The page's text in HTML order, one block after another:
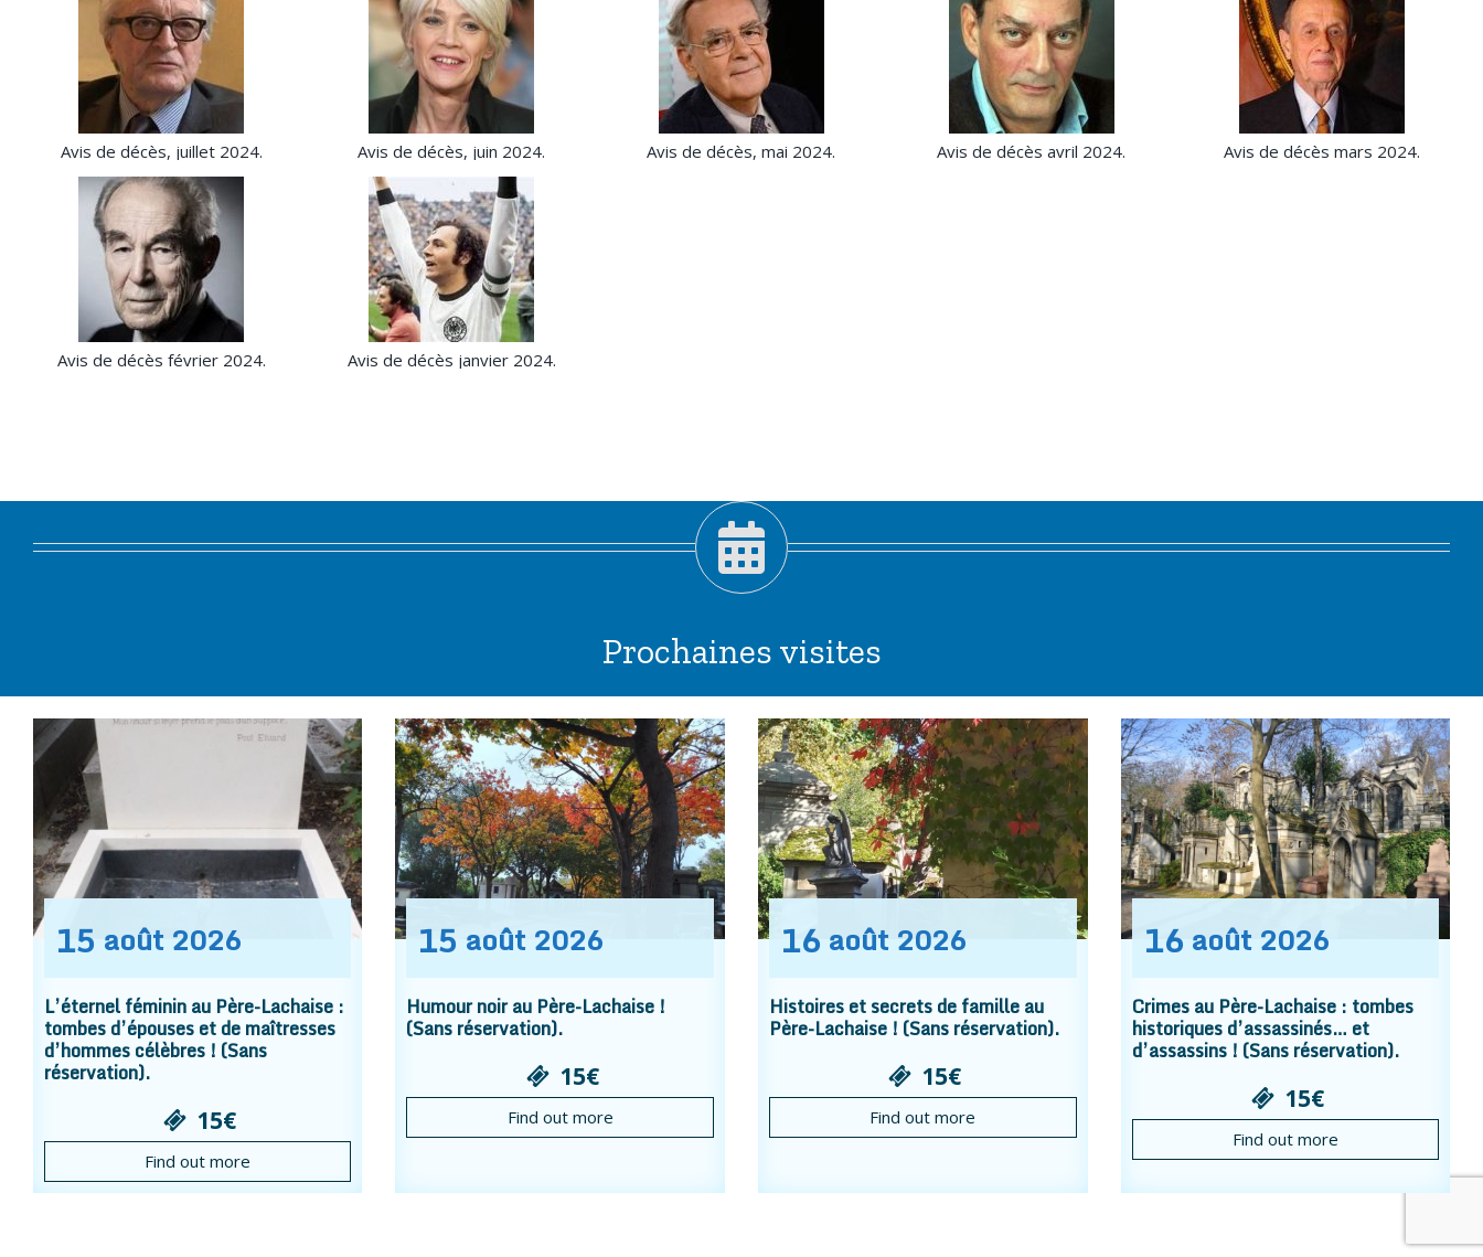
Avis de décès, juillet 2024. Avis de décès, juin 2024. Avis de décès, mai 2024. Avis de décès avril 2024. Avis de décès mars 2024.
Avis de décès février 2024. Avis de décès janvier 2024.
Prochaines visites
15 août 2026
L’éternel féminin au Père-Lachaise :
tombes d’épouses et de maîtresses
d’hommes célèbres ! (Sans
réservation).
15€
Find out more
15 août 2026
Humour noir au Père-Lachaise !
(Sans réservation).
15€
Find out more
16 août 2026
Histoires et secrets de famille au
Père-Lachaise ! (Sans réservation).
15€
Find out more
16 août 2026
Crimes au Père-Lachaise : tombes
historiques d’assassinés… et
d’assassins ! (Sans réservation).
15€
Find out more